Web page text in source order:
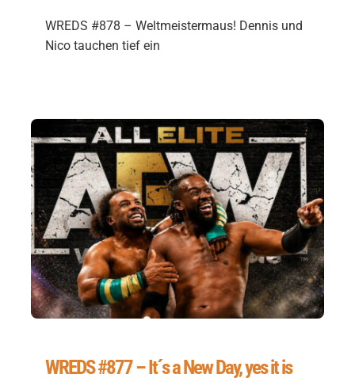
WREDS #878 – Weltmeistermaus! Dennis und
Nico tauchen tief ein
WREDS #877 – It´s a New Day, yes it is